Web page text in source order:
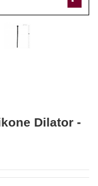
Dilator -